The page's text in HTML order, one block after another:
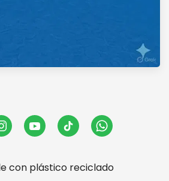
con plástico reciclado